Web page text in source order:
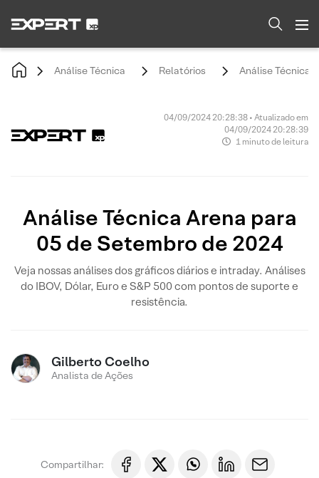
Análise Técnica Relatórios Análise Técnica
04/09/2024 20:28:38 • Atualizado em
04/09/2024 20:28:39
1 minuto de leitura
Análise Técnica Arena para
05 de Setembro de 2024
Veja nossas análises dos gráficos diários e intraday. Análises
do IBOV, Dólar, Euro e S&P 500 com pontos de suporte e
resistência.
Gilberto Coelho
Analista de Ações
Compartilhar: